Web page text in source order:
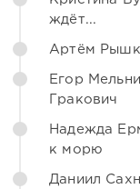
ждёт...
Артём
Егор
Гракович
Надежда
к морю
Даниил